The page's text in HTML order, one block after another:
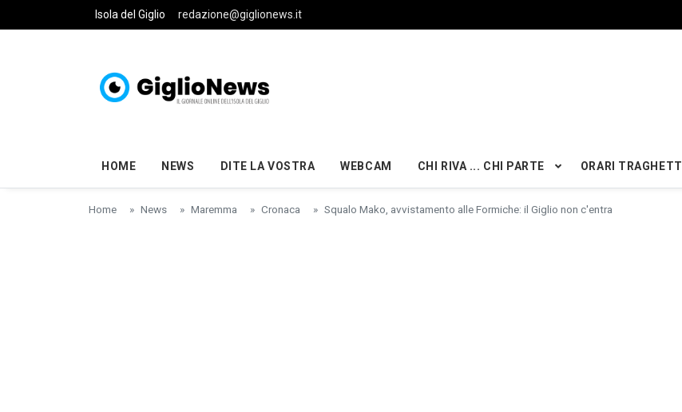
Skip to main content
Isola del Giglio redazione@giglionews.it
HOME NEWS DITE LA VOSTRA WEBCAM CHI RIVA ... CHI PARTE ORARI TRAGHETTI
Home News Maremma Cronaca Squalo Mako, avvistamento alle Formiche: il Giglio non c'entra